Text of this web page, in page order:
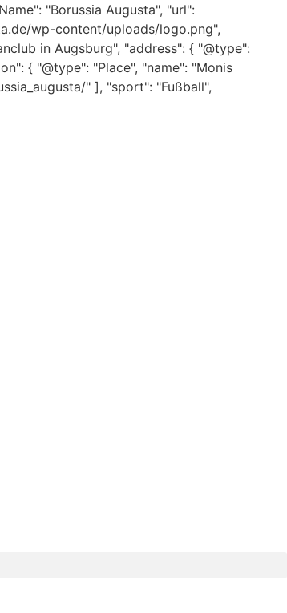
"Borussia Augusta", "url":
wp-content/uploads/logo.png",
in Augsburg", "address": { "@type":
{ "@type": "Place", "name": "Monis
" ], "sport": "Fußball",